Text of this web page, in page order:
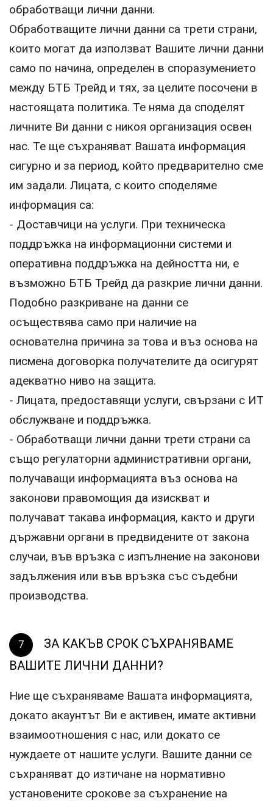
обработващи лични данни.
Обработващите лични данни са трети страни,
които могат да използват Вашите лични данни
само по начина, определен в споразумението
между БТБ Трейд и тях, за целите посочени в
настоящата политика. Те няма да споделят
личните Ви данни с никоя организация освен
нас. Те ще съхраняват Вашата информация
сигурно и за период, който предварително сме
им задали. Лицата, с които споделяме
информация са:
- Доставчици на услуги. При техническа
поддръжка на информационни системи и
оперативна поддръжка на дейността ни, е
възможно БТБ Трейд да разкрие лични данни.
Подобно разкриване на данни се
осъществява само при наличие на
основателна причина за това и въз основа на
писмена договорка получателите да осигурят
адекватно ниво на защита.
- Лицата, предоставящи услуги, свързани с ИТ
обслужване и поддръжка.
- Обработващи лични данни трети страни са
също регулаторни административни органи,
получаващи информацията въз основа на
законови правомощия да изискват и
получават такава информация, както и други
държавни органи в предвидените от закона
случаи, във връзка с изпълнение на законови
задължения или във връзка със съдебни
производства.
ЗА КАКЪВ СРОК СЪХРАНЯВАМЕ
ВАШИТЕ ЛИЧНИ ДАННИ?
Ние ще съхраняваме Вашата информацията,
докато акаунтът Ви е активен, имате активни
взаимоотношения с нас, или докато се
нуждаете от нашите услуги. Вашите данни се
съхраняват до изтичане на нормативно
установените срокове за съхранение на